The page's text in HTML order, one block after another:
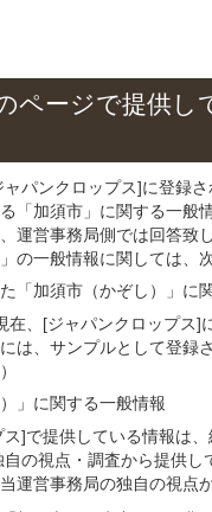
ページで提供し
ャパンクロップス]に登録
「加須市」に関する一般
運営事務局側では回答致
の一般情報に関しては、
「加須市（かぞし）」 に
在、[ジャパンクロップス]
は、サンプルとして登録
」 に関する一般情報
]で提供している情報は
自の視点・調査から提供
運営事務局の独自の視点